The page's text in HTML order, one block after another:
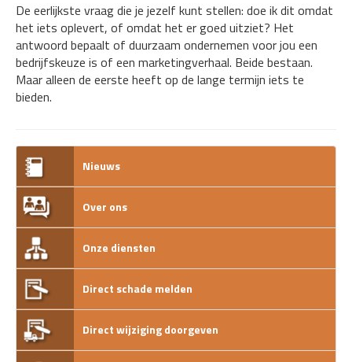
De eerlijkste vraag die je jezelf kunt stellen: doe ik dit omdat
het iets oplevert, of omdat het er goed uitziet? Het
antwoord bepaalt of duurzaam ondernemen voor jou een
bedrijfskeuze is of een marketingverhaal. Beide bestaan.
Maar alleen de eerste heeft op de lange termijn iets te
bieden.
Nieuws
Over ons
Onze diensten
Direct schade melden
Direct wijziging doorgeven